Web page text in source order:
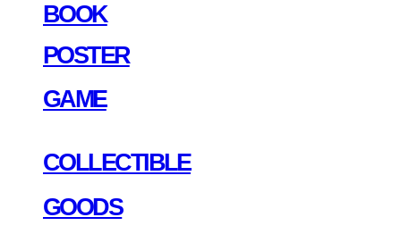
BOOK
POSTER
GAME
COLLECTIBLE
GOODS